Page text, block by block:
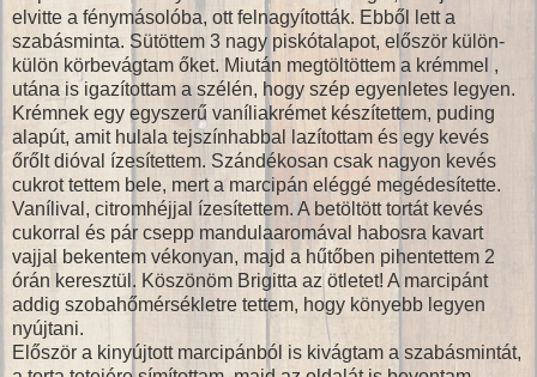
elvitte a fénymásolóba, ott felnagyították. Ebből lett a
szabásminta. Sütöttem 3 nagy piskótalapot, először külön-
külön körbevágtam őket. Miután megtöltöttem a krémmel ,
utána is igazítottam a szélén, hogy szép egyenletes legyen.
Krémnek egy egyszerű vaníliakrémet készítettem, puding
alapút, amit hulala tejszínhabbal lazítottam és egy kevés
őrőlt dióval ízesítettem. Szándékosan csak nagyon kevés
cukrot tettem bele, mert a marcipán eléggé megédesítette.
Vanílival, citromhéjjal ízesítettem. A betöltött tortát kevés
cukorral és pár csepp mandulaaromával habosra kavart
vajjal bekentem vékonyan, majd a hűtőben pihentettem 2
órán keresztül. Köszönöm Brigitta az ötletet! A marcipánt
addig szobahőmérsékletre tettem, hogy könyebb legyen
nyújtani.
Először a kinyújtott marcipánból is kivágtam a szabásmintát,